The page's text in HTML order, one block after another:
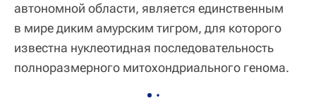
автономной области, является единственным
в мире диким амурским тигром, для которого
известна нуклеотидная последовательность
полноразмерного митохондриального генома.